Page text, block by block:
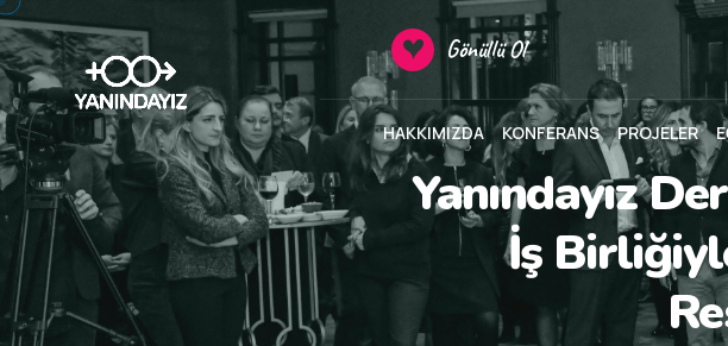
Gönüllü Ol
HAKKIMIZDA KONFERANS PROJELER
Yanındayız
İş